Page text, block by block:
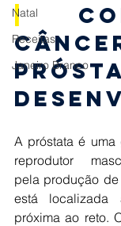
Natal
Receitas
Janeiro Branco
|
A próstata é uma
reprodutor
pela produção
está localizada
próxima ao reto.